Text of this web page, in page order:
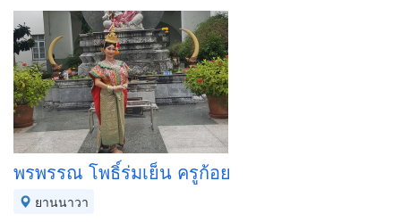
พรพรรณ โพธิ์ร่มเย็น ครูก้อย
ยานนาวา